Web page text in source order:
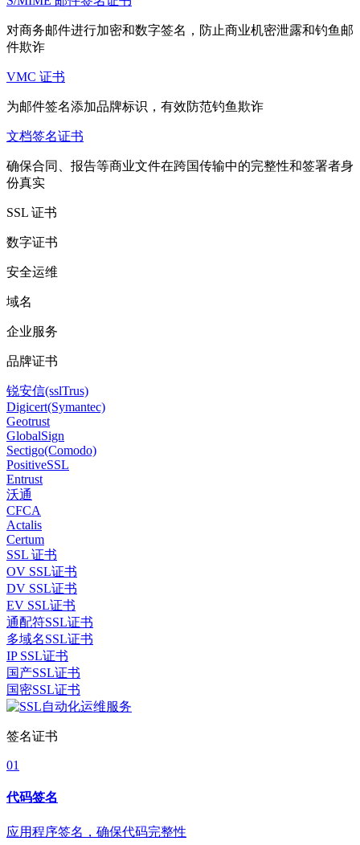
对商务邮件进行加密和数字签名，防止商业机密泄露和钓鱼邮
件欺诈
VMC 证书
为邮件签名添加品牌标识，有效防范钓鱼欺诈
文档签名证书
确保合同、报告等商业文件在跨国传输中的完整性和签署者身
份真实
SSL 证书
数字证书
安全运维
域名
企业服务
品牌证书
锐安信(sslTrus)
Digicert(Symantec)
Geotrust
GlobalSign
Sectigo(Comodo)
PositiveSSL
Entrust
沃通
CFCA
Actalis
Certum
SSL 证书
OV SSL证书
DV SSL证书
EV SSL证书
通配符SSL证书
多域名SSL证书
IP SSL证书
国产SSL证书
国密SSL证书
签名证书
01
代码签名
应用程序签名，确保代码完整性